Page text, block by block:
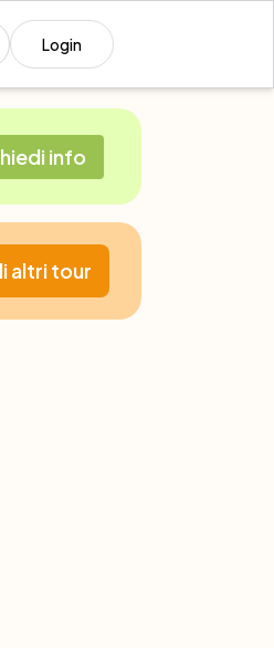
Login
info
altri tour